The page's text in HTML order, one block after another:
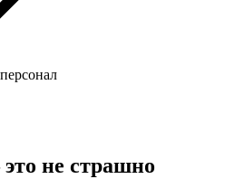
не страшно